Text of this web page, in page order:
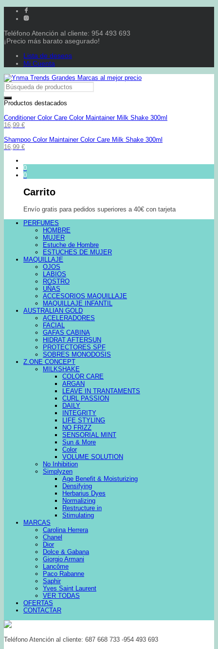
Teléfono Atención al cliente: 954 493 693
¡Precio más barato asegurado!
Lista de deseos
Mi Cuenta
Productos destacados
Conditioner Color Care Color Maintainer Milk Shake 300ml
16,99 €
Shampoo Color Maintainer Color Care Milk Shake 300ml
16,99 €
0
0
Carrito
Envío gratis para pedidos superiores a 40€ con tarjeta
PERFUMES
HOMBRE
MUJER
Estuche de Hombre
ESTUCHES DE MUJER
MAQUILLAJE
OJOS
LABIOS
ROSTRO
UÑAS
ACCESORIOS MAQUILLAJE
MAQUILLAJE INFANTIL
AUSTRALIAN GOLD
ACELERADORES
FACIAL
GAFAS CABINA
HIDRAT AFTERSUN
PROTECTORES SPF
SOBRES MONODOSIS
Z.ONE CONCEPT
MILKSHAKE
COLOR CARE
ARGAN
LEAVE IN TRANTAMENTS
CURL PASSION
DAILY
INTEGRITY
LIFE STYLING
NO FRIZZ
SENSORIAL MINT
Sun & More
Color
VOLUME SOLUTION
No Inhibition
Simplyzen
Age Benefit & Moisturizing
Densifying
Herbarius Dyes
Normalizing
Restructure in
Stimulating
MARCAS
Carolina Herrera
Chanel
Dior
Dolce & Gabana
Giorgio Armani
Lancôme
Paco Rabanne
Saphir
Yves Saint Laurent
VER TODAS
OFERTAS
CONTACTAR
Teléfono Atención al cliente: 687 668 733 -954 493 693